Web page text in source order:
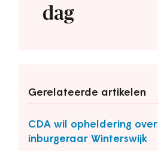
dag
Gerelateerde artikelen
CDA wil opheldering over
inburgeraar Winterswijk